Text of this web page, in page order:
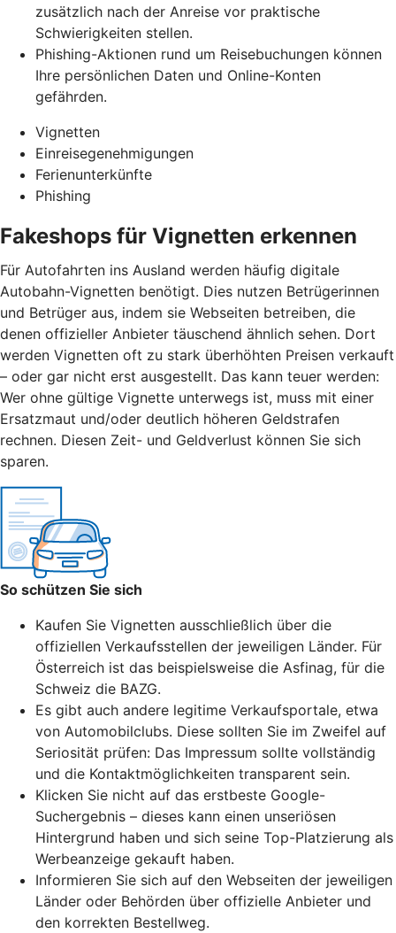
zusätzlich nach der Anreise vor praktische
Schwierigkeiten stellen.
Phishing-Aktionen rund um Reisebuchungen können
Ihre persönlichen Daten und Online-Konten
gefährden.
Vignetten
Einreisegenehmigungen
Ferienunterkünfte
Phishing
Fakeshops für Vignetten erkennen
Für Autofahrten ins Ausland werden häufig digitale
Autobahn-Vignetten benötigt. Dies nutzen Betrügerinnen
und Betrüger aus, indem sie Webseiten betreiben, die
denen offizieller Anbieter täuschend ähnlich sehen. Dort
werden Vignetten oft zu stark überhöhten Preisen verkauft
– oder gar nicht erst ausgestellt. Das kann teuer werden:
Wer ohne gültige Vignette unterwegs ist, muss mit einer
Ersatzmaut und/oder deutlich höheren Geldstrafen
rechnen. Diesen Zeit- und Geldverlust können Sie sich
sparen.
So schützen Sie sich
Kaufen Sie Vignetten ausschließlich über die
offiziellen Verkaufsstellen der jeweiligen Länder. Für
Österreich ist das beispielsweise die Asfinag, für die
Schweiz die BAZG.
Es gibt auch andere legitime Verkaufsportale, etwa
von Automobilclubs. Diese sollten Sie im Zweifel auf
Seriosität prüfen: Das Impressum sollte vollständig
und die Kontaktmöglichkeiten transparent sein.
Klicken Sie nicht auf das erstbeste Google-
Suchergebnis – dieses kann einen unseriösen
Hintergrund haben und sich seine Top-Platzierung als
Werbeanzeige gekauft haben.
Informieren Sie sich auf den Webseiten der jeweiligen
Länder oder Behörden über offizielle Anbieter und
den korrekten Bestellweg.